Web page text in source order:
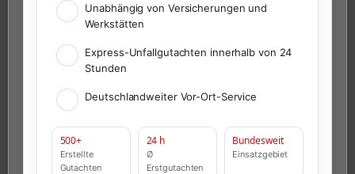
Unabhängig von Versicherungen und
Werkstätten
Express-Unfallgutachten innerhalb von 24
Stunden
Deutschlandweiter Vor-Ort-Service
500+
Erstellte
Gutachten
24 h
Ø
Erstgutachten
Bundesweit
Einsatzgebiet